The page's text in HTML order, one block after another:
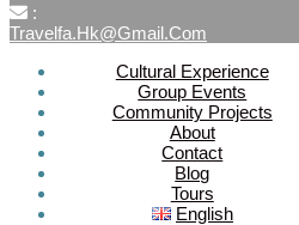
:
Travelfa.hk@gmail.com
Cultural Experience
Group Events
Community Projects
About
Contact
Blog
Tours
English